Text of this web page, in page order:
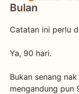
Bulan
Catatan ini perlu
Ya, 90 hari.
Bukan senang
mengandung pun